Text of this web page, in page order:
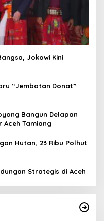
Jokowi Kini
“Jembatan Donat”
Bangun Delapan
Tamiang
Hutan, 23 Ribu Polhut
Strategis di Aceh